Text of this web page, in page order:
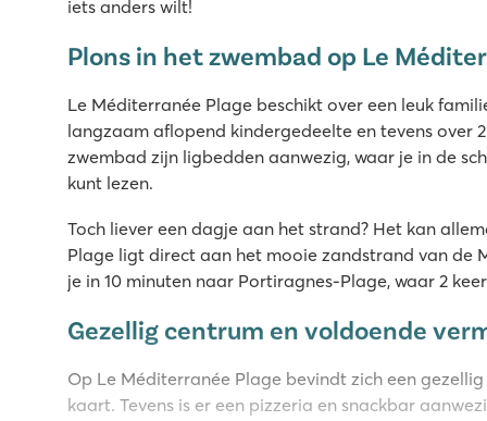
iets anders wilt!
Plons in het zwembad op Le
Le Méditerranée Plage beschikt over een leuk
langzaam aflopend kindergedeelte en tevens over
zwembad zijn ligbedden aanwezig, waar je in de
kunt lezen.
Toch liever een dagje aan het strand? Het kan
Plage ligt direct aan het mooie zandstrand van de
je in 10 minuten naar Portiragnes-Plage, waar 2
Gezellig centrum en voldoende
Op Le Méditerranée Plage bevindt zich een
kaart. Tevens is er een pizzeria en snackbar